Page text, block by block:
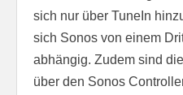
sich nur über TuneIn
sich Sonos von einem
abhängig. Zudem sind
über den Sonos